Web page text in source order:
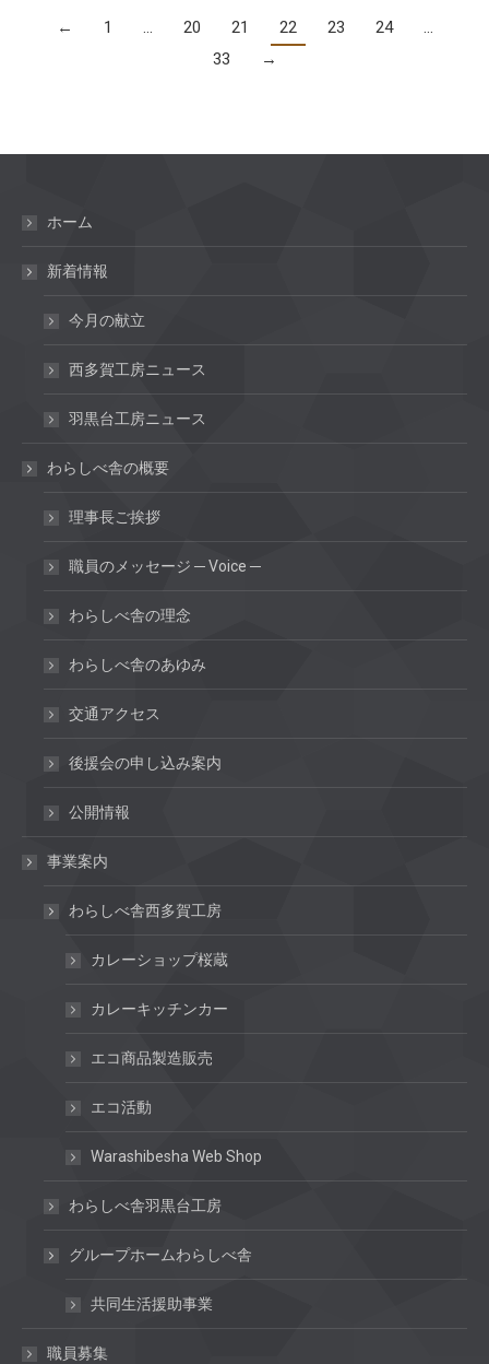
← 1 … 20 21 22 23 24
…
33
→
ホーム
新着情報
今月の献立
西多賀工房ニュース
羽黒台工房ニュース
わらしべ舎の概要
理事長ご挨拶
職員のメッセージ ─ Voice ─
わらしべ舎の理念
わらしべ舎のあゆみ
交通アクセス
後援会の申し込み案内
公開情報
事業案内
わらしべ舎西多賀工房
カレーショップ桜蔵
カレーキッチンカー
エコ商品製造販売
エコ活動
Warashibesha Web Shop
わらしべ舎羽黒台工房
グループホームわらしべ舎
共同生活援助事業
職員募集